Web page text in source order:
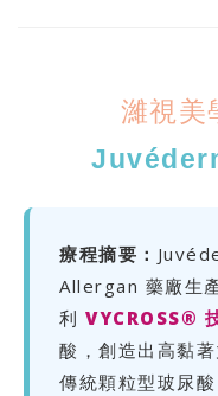
濰視美
療程摘要：
Allergan 藥廠生
利 VYCROSS®
酸，創造出高黏
傳統顆粒型玻尿